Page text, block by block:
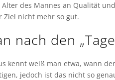
des Mannes an Qualität
nicht mehr so gut.
nach den
kennt weiß man etwa, wann
jedoch ist das nicht so